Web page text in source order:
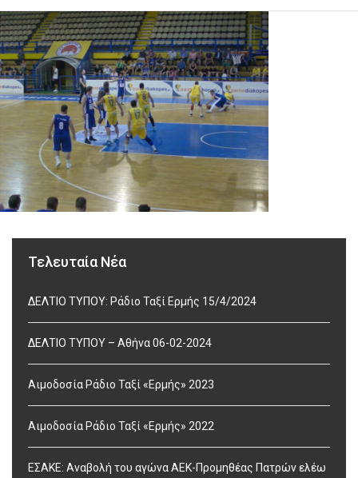
Τελευταία Νέα
ΔΕΛΤΙΟ ΤΥΠΟΥ: Ράδιο Ταξί Ερμής 15/4/2024
ΔΕΛΤΙΟ ΤΥΠΟΥ – Αθήνα 06-02-2024
Αιμοδοσία Ράδιο Ταξί «Ερμής» 2023
Αιμοδοσία Ράδιο Ταξί «Ερμής» 2022
ΕΣΑΚΕ: Αναβολή του αγώνα ΑΕΚ-Προμηθέας Πατρών ελέω